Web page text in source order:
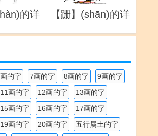
的详
【跚】(shān)的详
的字 7画的字 8画的字
9画的字
11画的字 12画的字
13画的字
15画的字 16画的字
17画的字
19画的字 20画的字
五行属土的字